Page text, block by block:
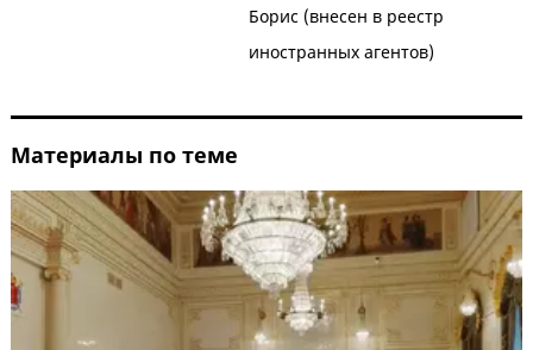
Борис (внесен в реестр
иностранных агентов)
Материалы по теме